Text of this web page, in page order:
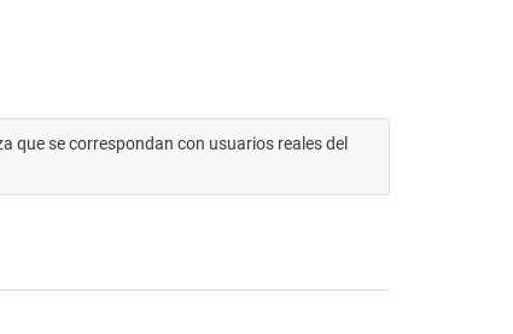
que se correspondan con usuarios reales del